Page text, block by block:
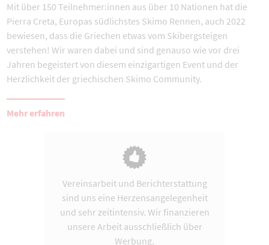
Mit über 150 Teilnehmer:innen aus über 10 Nationen hat die
Pierra Creta, Europas südlichstes Skimo Rennen, auch 2022
bewiesen, dass die Griechen etwas vom Skibergsteigen
verstehen! Wir waren dabei und sind genauso wie vor drei
Jahren begeistert von diesem einzigartigen Event und der
Herzlichkeit der griechischen Skimo Community.
Mehr erfahren
Vereinsarbeit und Berichterstattung
sind uns eine Herzensangelegenheit
und sehr zeitintensiv. Wir finanzieren
unsere Arbeit ausschließlich über
Werbung.